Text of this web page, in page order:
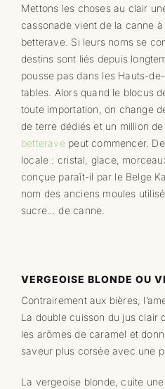
Mettons les choses au clair
cassonade vient de la canne
betterave. Si leurs noms se
destins sont liés depuis
pousse pas dans les Hauts-
tables. Alors quand le blocus
toute importation, on change
de terre dédiés et un million
betteravepeut commencer.
locale : cristal, glace,
conçue paraît-il par le Belge
nom des anciens moules
sucre… de canne.
VERGEOISE BLONDE OU
Contrairement aux bières,
La double cuisson du jus clair
les arômes de caramel et
saveur plus corsée avec une
La vergeoise blonde, cuite